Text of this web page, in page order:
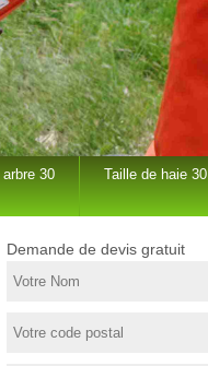
30 Taille de haie 30
Demande de devis gratuit